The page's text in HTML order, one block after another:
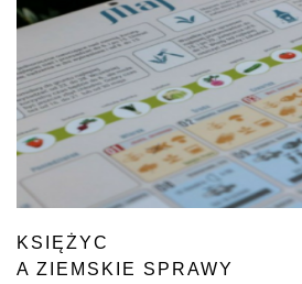
KSIĘŻYC
A ZIEMSKIE SPRAWY